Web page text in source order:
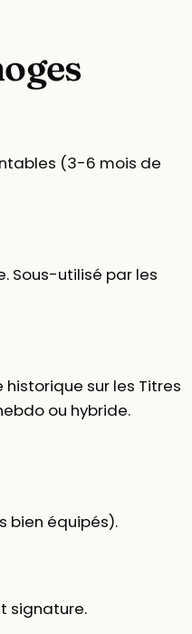
(3-6 mois de
Sous-utilisé par les
sur les Titres
ou hybride.
bien équipés).
signature.